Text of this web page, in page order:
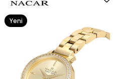
Yeni